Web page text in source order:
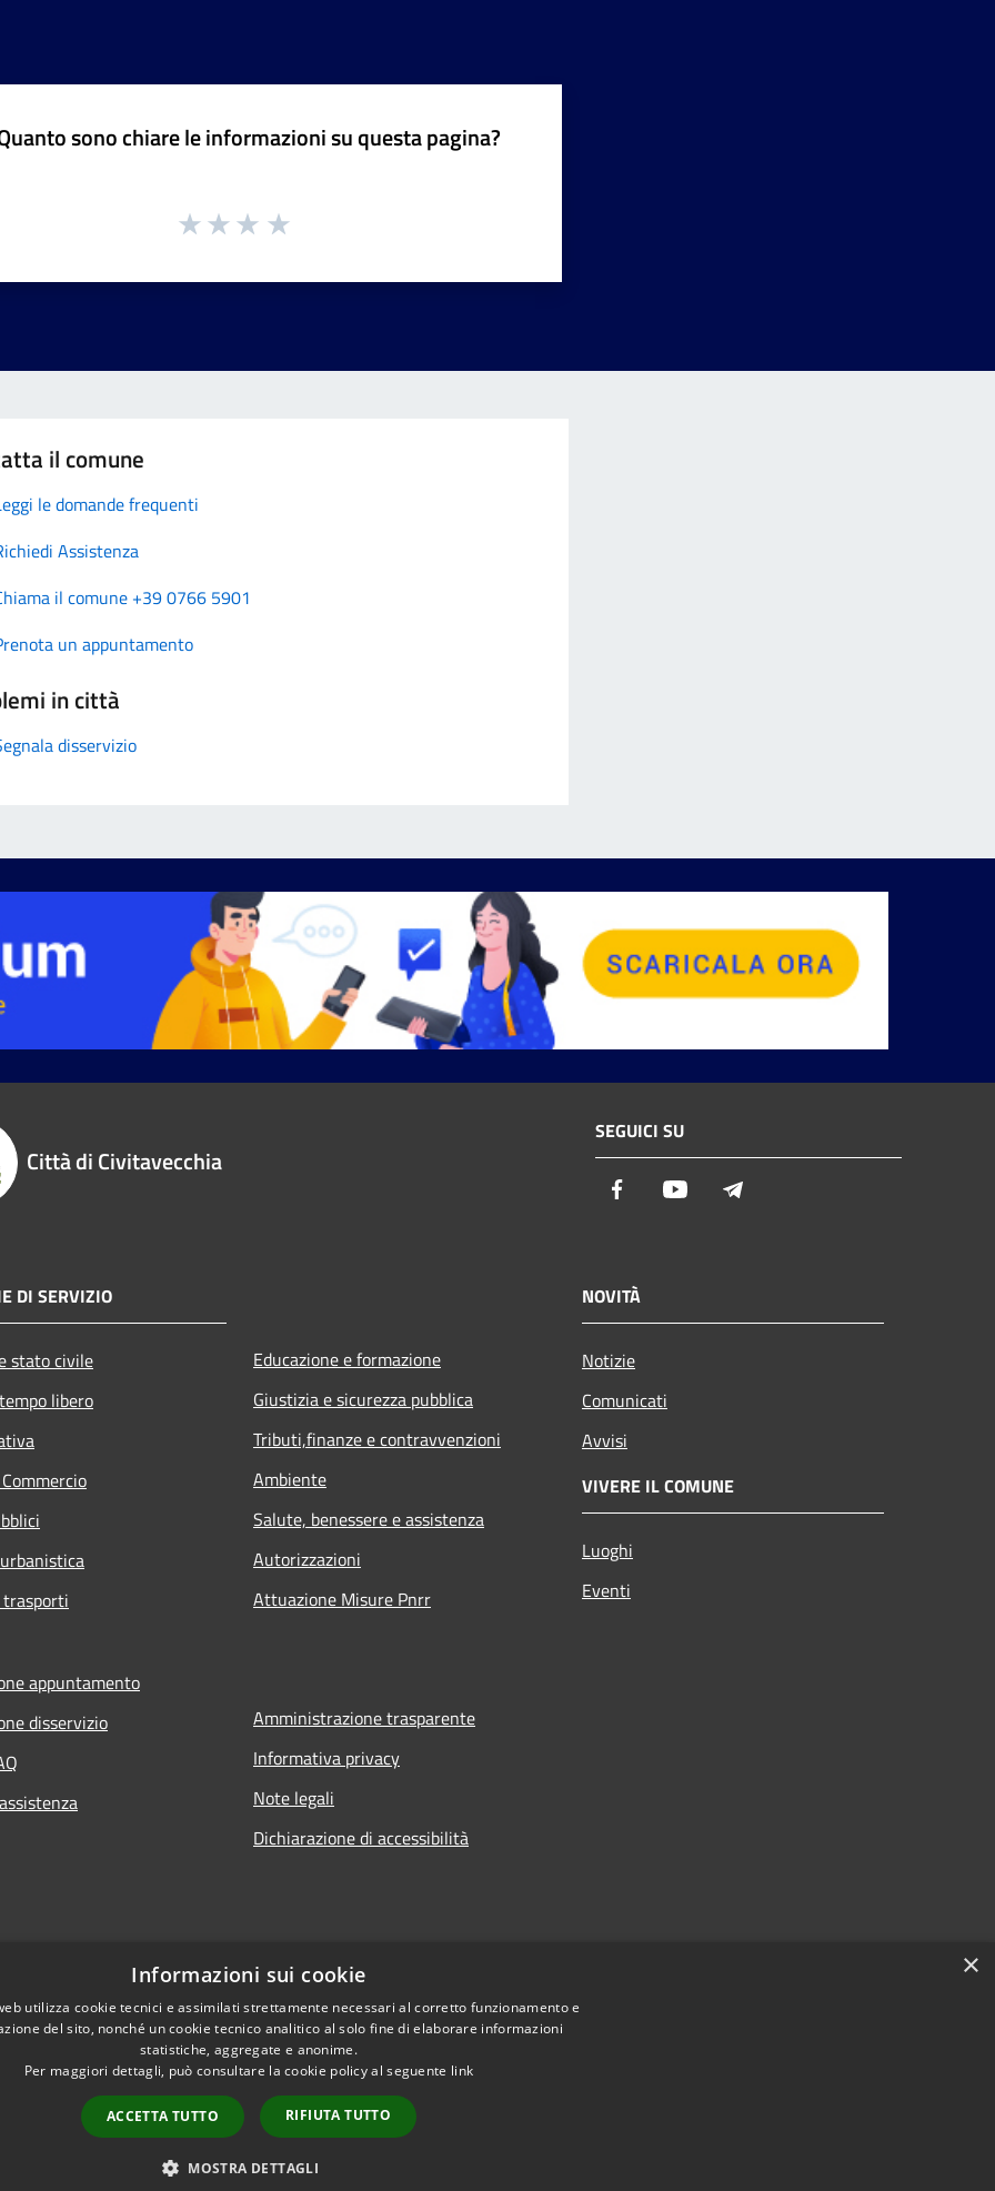
sono chiare le informazioni su questa pagina?
il comune
le domande frequenti
Assistenza
il comune +39 0766 5901
un appuntamento
in città
disservizio
Città di Civitavecchia
SEGUICI SU
Facebook Youtube
DI SERVIZIO
stato civile
libero
Educazione e formazione
Giustizia e sicurezza pubblica
Tributi,finanze e contravvenzioni
Ambiente
Salute, benessere e assistenza
Autorizzazioni
Attuazione Misure Pnrr
NOVITÀ
Notizie
Comunicati
Avvisi
VIVERE IL COMUNE
Luoghi
Eventi
appuntamento
disservizio
Amministrazione trasparente
Informativa privacy
Note legali
Dichiarazione di accessibilità
Copyright © 2026 • Città di Civitavecchia • Powered by
×
Informazioni sui cookie
utilizza cookie tecnici e assimilati strettamente necessari al corretto funzionamento e
del sito, nonché un cookie tecnico analitico al solo fine di elaborare informazioni
statistiche, aggregate e anonime.
Per maggiori dettagli, può consultare la cookie policy al seguente link
ACCETTA TUTTO RIFIUTA TUTTO
MOSTRA DETTAGLI